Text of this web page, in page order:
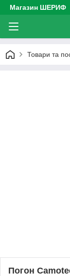
Магазин ШЕРИФ
Товари та
Погон